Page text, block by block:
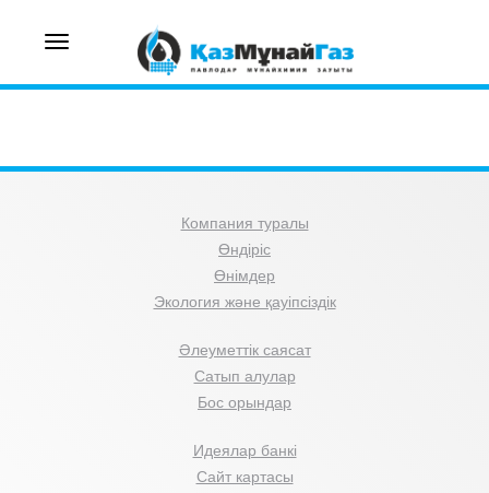
Toggle
Компания туралы
Өндіріс
Өнімдер
Экология және қауіпсіздік
Әлеуметтік саясат
Сатып алулар
Бос орындар
Идеялар банкі
Сайт картасы